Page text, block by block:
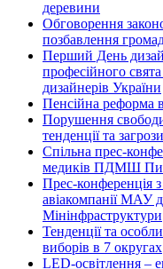
деревини
Обговорення
позбавлення
Перший День
професійного
дизайнерів України
Пенсійна реформа
Порушення
тенденції та загрози
Спільна прес-
медиків ПДМШ
Прес-конференція
авіакомпанії МАУ
Мінінфраструктури
Тенденції та
виборів в 7 округах
LED-освітлення –